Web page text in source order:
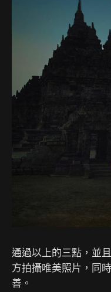
通過以上的三點，並
方拍攝唯美照片，同
善。